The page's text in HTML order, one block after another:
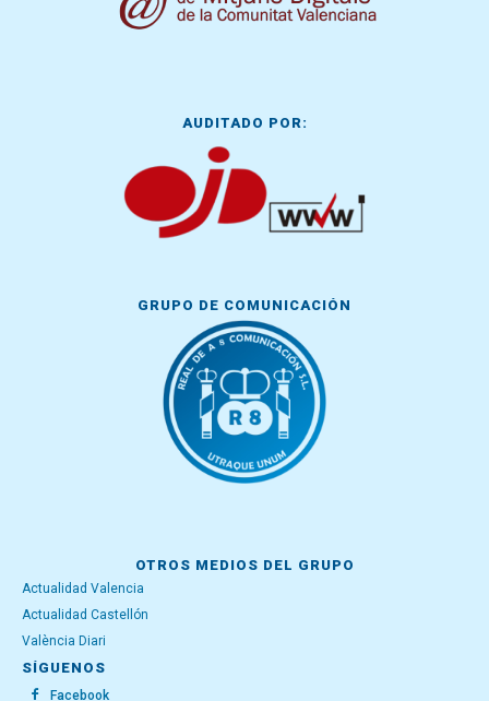
AUDITADO POR:
GRUPO DE COMUNICACIÓN
OTROS MEDIOS DEL GRUPO
Actualidad Valencia
Actualidad Castellón
València Diari
SÍGUENOS
Facebook